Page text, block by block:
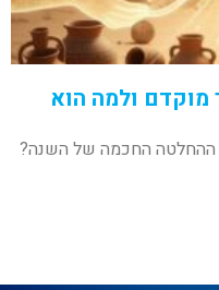
מוקדם ולמה הוא
החכמה של השנה?